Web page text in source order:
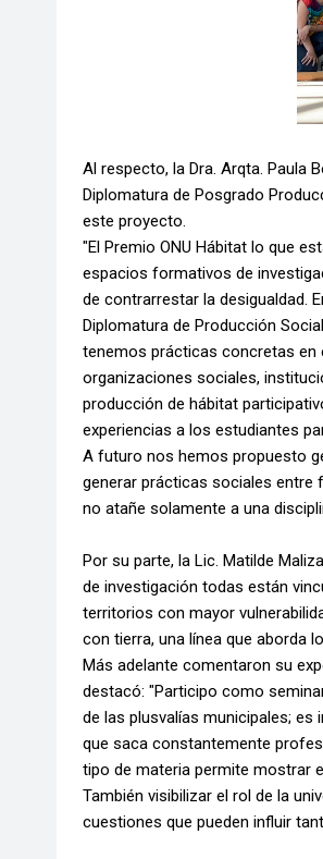
Al respecto, la Dra. Arqta. Paula
Diplomatura de Posgrado
este proyecto.
"El Premio ONU Hábitat lo que
espacios formativos de
de contrarrestar la desigualdad.
Diplomatura de Producción
tenemos prácticas concretas en
organizaciones sociales,
producción de hábitat
experiencias a los estudiantes
A futuro nos hemos propuesto
generar prácticas sociales entre
no atañe solamente a una
Por su parte, la Lic. Matilde Maliza
de investigación todas están
territorios con mayor
con tierra, una línea que aborda
Más adelante comentaron su
destacó: "Participo como
de las plusvalías municipales;
que saca constantemente
tipo de materia permite mostrar
También visibilizar el rol de la
cuestiones que pueden influir